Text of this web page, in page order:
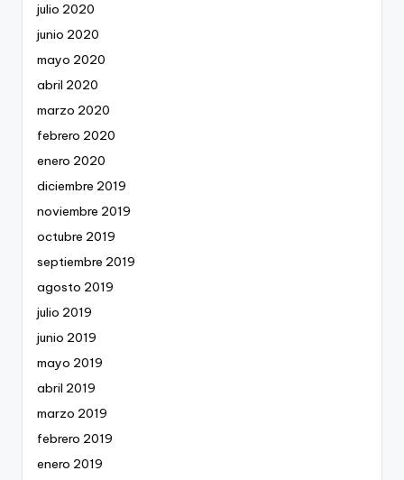
julio 2020
junio 2020
mayo 2020
abril 2020
marzo 2020
febrero 2020
enero 2020
diciembre 2019
noviembre 2019
octubre 2019
septiembre 2019
agosto 2019
julio 2019
junio 2019
mayo 2019
abril 2019
marzo 2019
febrero 2019
enero 2019